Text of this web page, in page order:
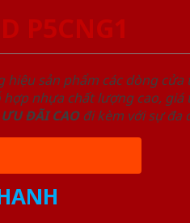
P5CNG1
sản phẩm các dòng
nhựa chất lượng cao,
ƯU ĐÃI CAOđi kèm với sự đa